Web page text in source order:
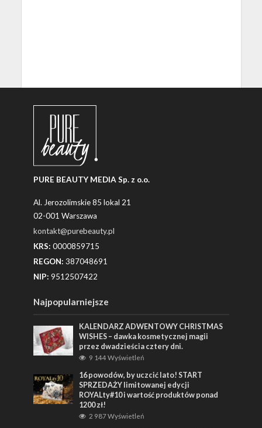
PURE BEAUTY MEDIA Sp. z o.o.
Al. Jerozolimskie 85 lokal 21
02-001 Warszawa
kontakt@purebeauty.pl
KRS: 0000859715
REGON: 387048691
NIP: 9512507422
Najpopularniejsze
KALENDARZ ADWENTOWY CHRISTMAS
WISHES – dawka kosmetycznej magii
przez dwadzieścia cztery dni.
9 144 Wyświetleń
16 powodów, by uczcić lato! START
SPRZEDAŻY limitowanej edycji
ROYALty#10 i wartość produktów ponad
1200 zł!
2 987 Wyświetleń